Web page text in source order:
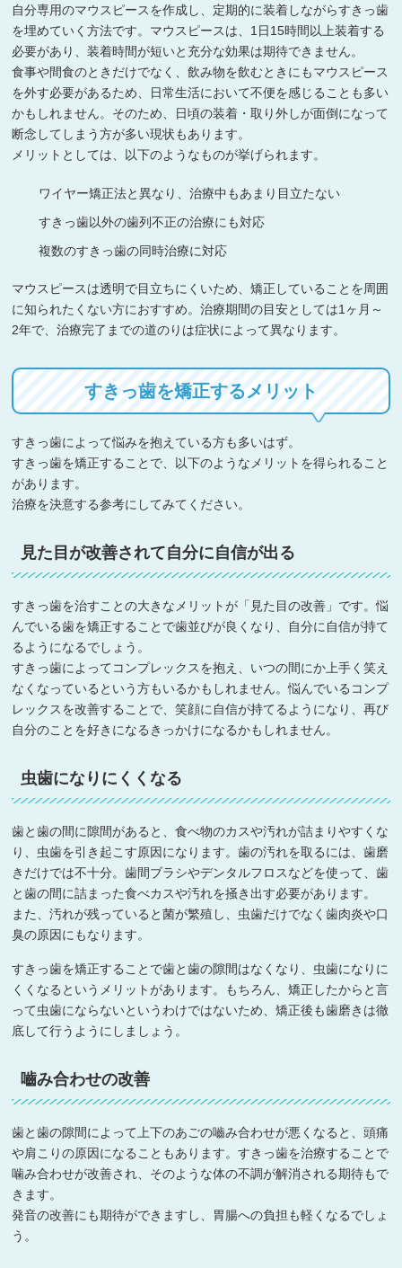
自分専用のマウスピースを作成し、定期的に装着しながらすきっ歯
を埋めていく方法です。マウスピースは、1日15時間以上装着する
必要があり、装着時間が短いと充分な効果は期待できません。
食事や間食のときだけでなく、飲み物を飲むときにもマウスピース
を外す必要があるため、日常生活において不便を感じることも多い
かもしれません。そのため、日頃の装着・取り外しが面倒になって
断念してしまう方が多い現状もあります。
メリットとしては、以下のようなものが挙げられます。
ワイヤー矯正法と異なり、治療中もあまり目立たない
すきっ歯以外の歯列不正の治療にも対応
複数のすきっ歯の同時治療に対応
マウスピースは透明で目立ちにくいため、矯正していることを周囲
に知られたくない方におすすめ。治療期間の目安としては1ヶ月～
2年で、治療完了までの道のりは症状によって異なります。
すきっ歯を矯正するメリット
すきっ歯によって悩みを抱えている方も多いはず。
すきっ歯を矯正することで、以下のようなメリットを得られること
があります。
治療を決意する参考にしてみてください。
見た目が改善されて自分に自信が出る
すきっ歯を治すことの大きなメリットが「見た目の改善」です。悩
んでいる歯を矯正することで歯並びが良くなり、自分に自信が持て
るようになるでしょう。
すきっ歯によってコンプレックスを抱え、いつの間にか上手く笑え
なくなっているという方もいるかもしれません。悩んでいるコンプ
レックスを改善することで、笑顔に自信が持てるようになり、再び
自分のことを好きになるきっかけになるかもしれません。
虫歯になりにくくなる
歯と歯の間に隙間があると、食べ物のカスや汚れが詰まりやすくな
り、虫歯を引き起こす原因になります。歯の汚れを取るには、歯磨
きだけでは不十分。歯間ブラシやデンタルフロスなどを使って、歯
と歯の間に詰まった食べカスや汚れを掻き出す必要があります。
また、汚れが残っていると菌が繁殖し、虫歯だけでなく歯肉炎や口
臭の原因にもなります。
すきっ歯を矯正することで歯と歯の隙間はなくなり、虫歯になりに
くくなるというメリットがあります。もちろん、矯正したからと言
って虫歯にならないというわけではないため、矯正後も歯磨きは徹
底して行うようにしましょう。
嚙み合わせの改善
歯と歯の隙間によって上下のあごの嚙み合わせが悪くなると、頭痛
や肩こりの原因になることもあります。すきっ歯を治療することで
噛み合わせが改善され、そのような体の不調が解消される期待もで
きます。
発音の改善にも期待ができますし、胃腸への負担も軽くなるでしょ
う。